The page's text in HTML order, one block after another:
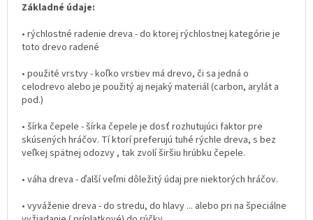
Základné údaje:
• rýchlostné radenie dreva - do ktorej rýchlostnej kategórie je
toto drevo radené
• použité vrstvy - koľko vrstiev má drevo, či sa jedná o
celodrevo alebo je použitý aj nejaký materiál (carbon, arylát a
pod.)
• šírka čepele - šírka čepele je dosť rozhutujúci faktor pre
skúsených hráčov. Tí ktorí preferujú tuhé rýchle dreva, s bez
veľkej spätnej odozvy , tak zvolí širšiu hrúbku čepele.
• váha dreva - ďalší veľmi dôležitý údaj pre niektorých hráčov.
• vyváženie dreva - do stredu, do hlavy ... alebo pri na špeciálne